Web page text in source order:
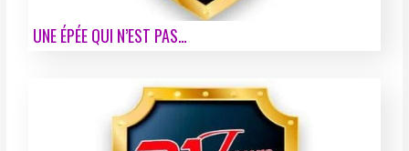
UNE ÉPÉE QUI N’EST PAS…